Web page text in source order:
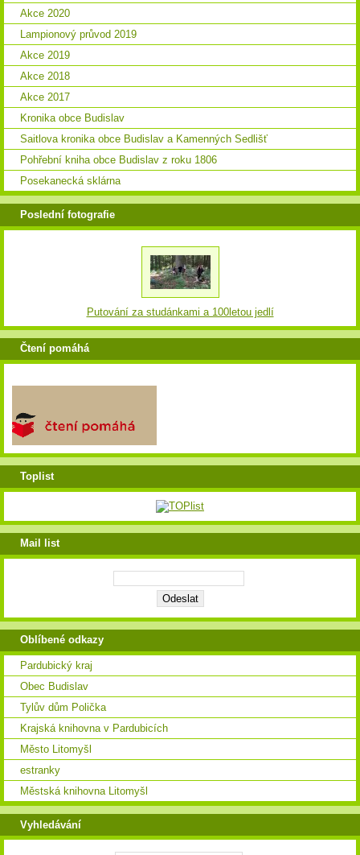
Akce 2020
Lampionový průvod 2019
Akce 2019
Akce 2018
Akce 2017
Kronika obce Budislav
Saitlova kronika obce Budislav a Kamenných Sedlišť
Pohřební kniha obce Budislav z roku 1806
Posekanecká sklárna
Poslední fotografie
Putování za studánkami a 100letou jedlí
Čtení pomáhá
Toplist
Mail list
Oblíbené odkazy
Pardubický kraj
Obec Budislav
Tylův dům Polička
Krajská knihovna v Pardubicích
Město Litomyšl
estranky
Městská knihovna Litomyšl
Vyhledávání